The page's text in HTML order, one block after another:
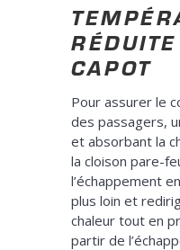
CAPOT
Pour assurer le
des passagers,
et absorbant la
la cloison pare-
l’échappement
plus loin et
chaleur tout en
partir de